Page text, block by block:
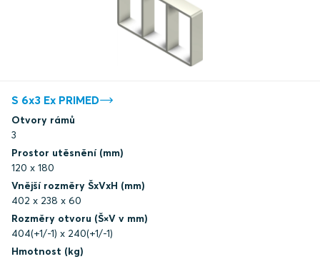
S 6x3 Ex PRIMED
Otvory rámů
3
Prostor utěsnění (mm)
120 x 180
Vnější rozměry ŠxVxH (mm)
402 x 238 x 60
Rozměry otvoru (Š×V v mm)
404(+1/-1) x 240(+1/-1)
Hmotnost (kg)